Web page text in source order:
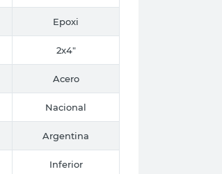
Epoxi
2x4"
Acero
Nacional
Argentina
Inferior